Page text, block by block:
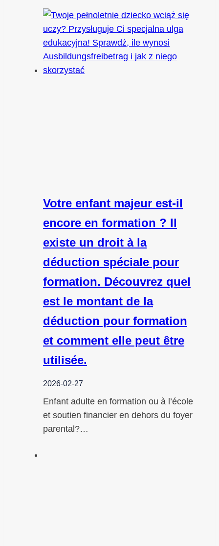
Votre enfant majeur est-il
encore en formation ? Il
existe un droit à la
déduction spéciale pour
formation. Découvrez quel
est le montant de la
déduction pour formation
et comment elle peut être
utilisée.
2026-02-27
Enfant adulte en formation ou à l’école
et soutien financier en dehors du foyer
parental?…